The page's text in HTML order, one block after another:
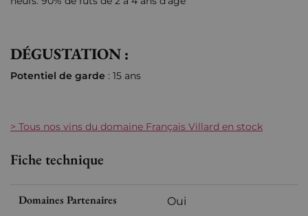
DÉGUSTATION :
Potentiel de garde : 15 ans
> Tous nos vins du domaine Français Villard en stock
Fiche technique
Domaines Partenaires Oui